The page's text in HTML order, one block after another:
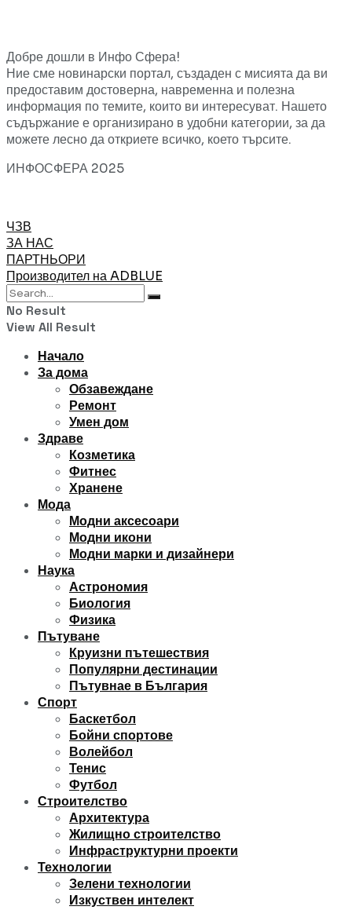
Добре дошли в Инфо Сфера!
Ние сме новинарски портал, създаден с мисията да ви
предоставим достоверна, навременна и полезна
информация по темите, които ви интересуват. Нашето
съдържание е организирано в удобни категории, за да
можете лесно да откриете всичко, което търсите.
ИНФОСФЕРА 2025
ЧЗВ
ЗА НАС
ПАРТНЬОРИ
Производител на ADBLUE
No Result
View All Result
Начало
За дома
Обзавеждане
Ремонт
Умен дом
Здраве
Козметика
Фитнес
Хранене
Мода
Модни аксесоари
Модни икони
Модни марки и дизайнери
Наука
Астрономия
Биология
Физика
Пътуване
Круизни пътешествия
Популярни дестинации
Пътувнае в България
Спорт
Баскетбол
Бойни спортове
Волейбол
Тенис
Футбол
Строителство
Архитектура
Жилищно строителство
Инфраструктурни проекти
Технологии
Зелени технологии
Изкуствен интелект